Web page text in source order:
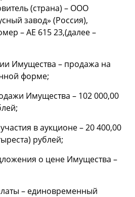
(страна) – ООО
завод» (Россия),
– АЕ 615 23,(далее –
Имущества – продажа на
форме;
Имущества – 102 000,00
в аукционе – 20 400,00
рублей;
о цене Имущества –
– единовременный